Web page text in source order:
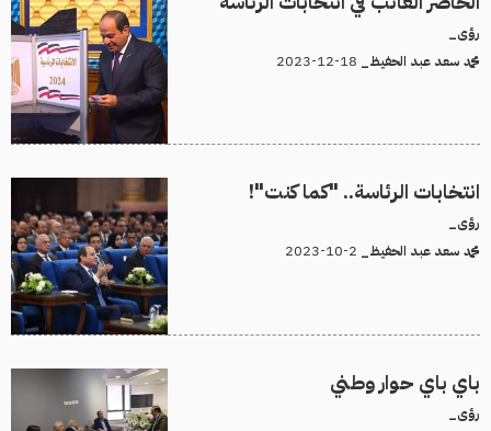
رؤى_
محمد سعد عبد الحفيظ_
انتخابات الرئاسة.. "كما كنت"!
رؤى_
محمد سعد عبد الحفيظ_
باي باي حوار وطني
رؤى_